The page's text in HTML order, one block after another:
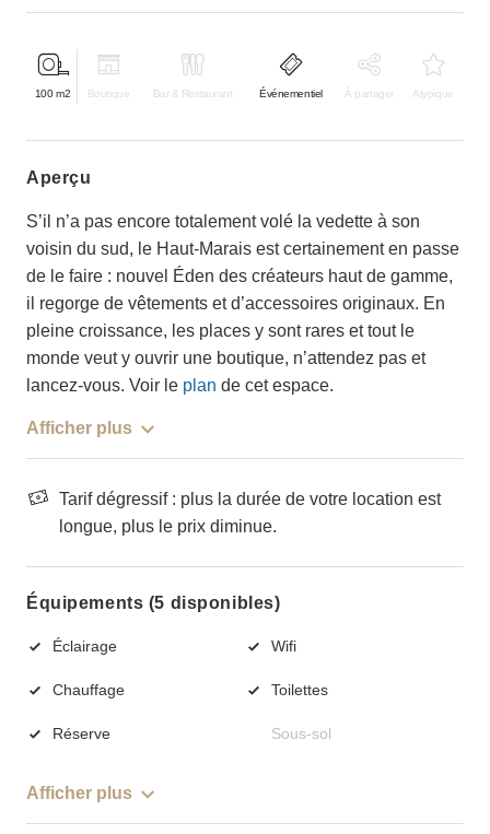
100 m2 Boutique Bar & Restaurant Événementiel À partager Atypique
aperçu
S’il n’a pas encore totalement volé la vedette à son
voisin du sud, le Haut-Marais est certainement en passe
de le faire : nouvel Éden des créateurs haut de gamme,
il regorge de vêtements et d’accessoires originaux. En
pleine croissance, les places y sont rares et tout le
monde veut y ouvrir une boutique, n’attendez pas et
lancez-vous. Voir le plan de cet espace.
Afficher plus
Tarif dégressif : plus la durée de votre location est
longue, plus le prix diminue.
Équipements (5 disponibles)
Éclairage Wifi
Chauffage Toilettes
Réserve Sous-sol
Afficher plus